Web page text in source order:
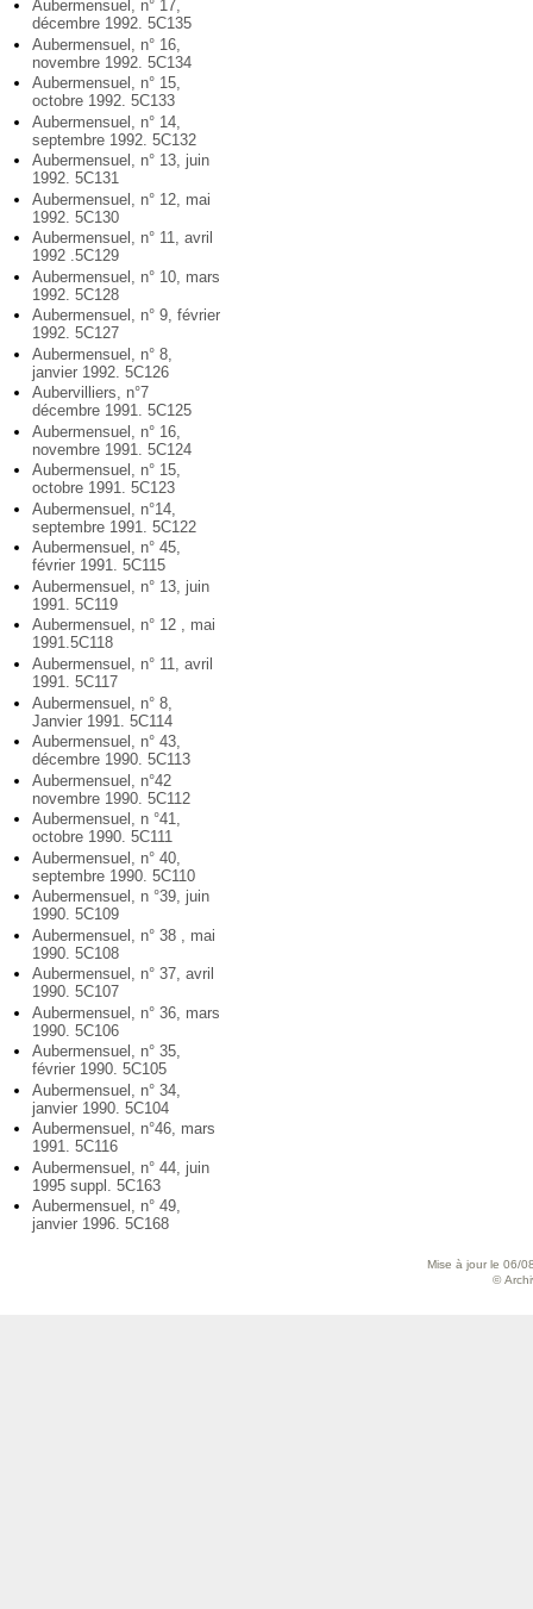
Aubermensuel, n° 17,
décembre 1992. 5C135
Aubermensuel, n° 16,
novembre 1992. 5C134
Aubermensuel, n° 15,
octobre 1992. 5C133
Aubermensuel, n° 14,
septembre 1992. 5C132
Aubermensuel, n° 13, juin
1992. 5C131
Aubermensuel, n° 12, mai
1992. 5C130
Aubermensuel, n° 11, avril
1992 .5C129
Aubermensuel, n° 10, mars
1992. 5C128
Aubermensuel, n° 9, février
1992. 5C127
Aubermensuel, n° 8,
janvier 1992. 5C126
Aubervilliers, n°7
décembre 1991. 5C125
Aubermensuel, n° 16,
novembre 1991. 5C124
Aubermensuel, n° 15,
octobre 1991. 5C123
Aubermensuel, n°14,
septembre 1991. 5C122
Aubermensuel, n° 45,
février 1991. 5C115
Aubermensuel, n° 13, juin
1991. 5C119
Aubermensuel, n° 12 , mai
1991.5C118
Aubermensuel, n° 11, avril
1991. 5C117
Aubermensuel, n° 8,
Janvier 1991. 5C114
Aubermensuel, n° 43,
décembre 1990. 5C113
Aubermensuel, n°42
novembre 1990. 5C112
Aubermensuel, n °41,
octobre 1990. 5C111
Aubermensuel, n° 40,
septembre 1990. 5C110
Aubermensuel, n °39, juin
1990. 5C109
Aubermensuel, n° 38 , mai
1990. 5C108
Aubermensuel, n° 37, avril
1990. 5C107
Aubermensuel, n° 36, mars
1990. 5C106
Aubermensuel, n° 35,
février 1990. 5C105
Aubermensuel, n° 34,
janvier 1990. 5C104
Aubermensuel, n°46, mars
1991. 5C116
Aubermensuel, n° 44, juin
1995 suppl. 5C163
Aubermensuel, n° 49,
janvier 1996. 5C168
Mise à jour le 06/
©